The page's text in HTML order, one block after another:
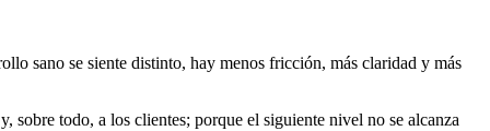
sano se siente distinto, hay menos fricción, más claridad y más
todo, a los clientes; porque el siguiente nivel no se alcanza